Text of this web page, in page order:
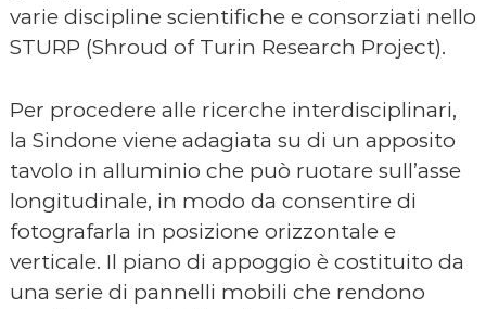
varie discipline scientifiche e consorziati nello
STURP (Shroud of Turin Research Project).
Per procedere alle ricerche interdisciplinari,
la Sindone viene adagiata su di un apposito
tavolo in alluminio che può ruotare sull’asse
longitudinale, in modo da consentire di
fotografarla in posizione orizzontale e
verticale. Il piano di appoggio è costituito da
una serie di pannelli mobili che rendono